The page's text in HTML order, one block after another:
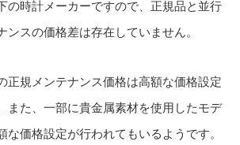
の時計メーカーですので、正規品と並行
ンスの価格差は存在していません。
正規メンテナンス価格は高額な価格設定
また、一部に貴金属素材を使用したモデ
な価格設定が行われてもいるようです。